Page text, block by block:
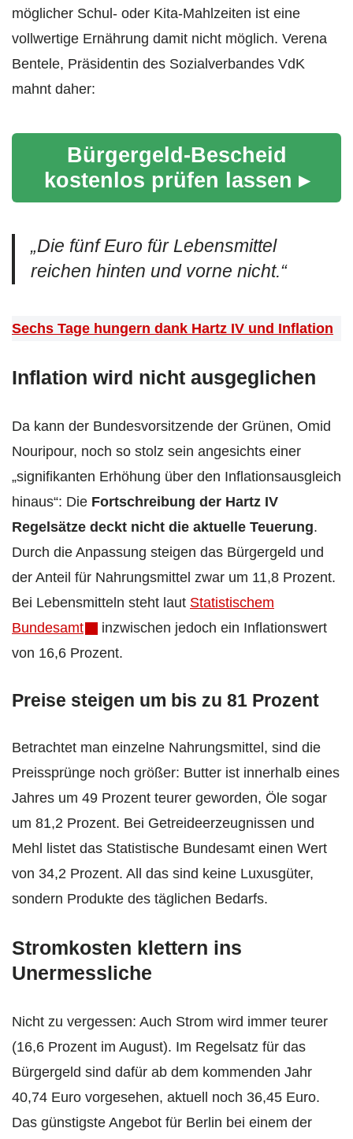
möglicher Schul- oder Kita-Mahlzeiten ist eine
vollwertige Ernährung damit nicht möglich. Verena
Bentele, Präsidentin des Sozialverbandes VdK
mahnt daher:
Bürgergeld-Bescheid
kostenlos prüfen lassen ▸
„Die fünf Euro für Lebensmittel
reichen hinten und vorne nicht.“
Sechs Tage hungern dank Hartz IV und Inflation
Inflation wird nicht ausgeglichen
Da kann der Bundesvorsitzende der Grünen, Omid
Nouripour, noch so stolz sein angesichts einer
„signifikanten Erhöhung über den Inflationsausgleich
hinaus“: Die Fortschreibung der Hartz IV
Regelsätze deckt nicht die aktuelle Teuerung.
Durch die Anpassung steigen das Bürgergeld und
der Anteil für Nahrungsmittel zwar um 11,8 Prozent.
Bei Lebensmitteln steht laut Statistischem
Bundesamt
inzwischen jedoch ein Inflationswert
von 16,6 Prozent.
Preise steigen um bis zu 81 Prozent
Betrachtet man einzelne Nahrungsmittel, sind die
Preissprünge noch größer: Butter ist innerhalb eines
Jahres um 49 Prozent teurer geworden, Öle sogar
um 81,2 Prozent. Bei Getreideerzeugnissen und
Mehl listet das Statistische Bundesamt einen Wert
von 34,2 Prozent. All das sind keine Luxusgüter,
sondern Produkte des täglichen Bedarfs.
Stromkosten klettern ins
Unermessliche
Nicht zu vergessen: Auch Strom wird immer teurer
(16,6 Prozent im August). Im Regelsatz für das
Bürgergeld sind dafür ab dem kommenden Jahr
40,74 Euro vorgesehen, aktuell noch 36,45 Euro.
Das günstigste Angebot für Berlin bei einem der